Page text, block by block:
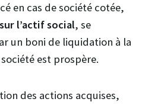
en cas de société cotée,
l’actif social, se
un boni de liquidation à la
est prospère.
des actions acquises,